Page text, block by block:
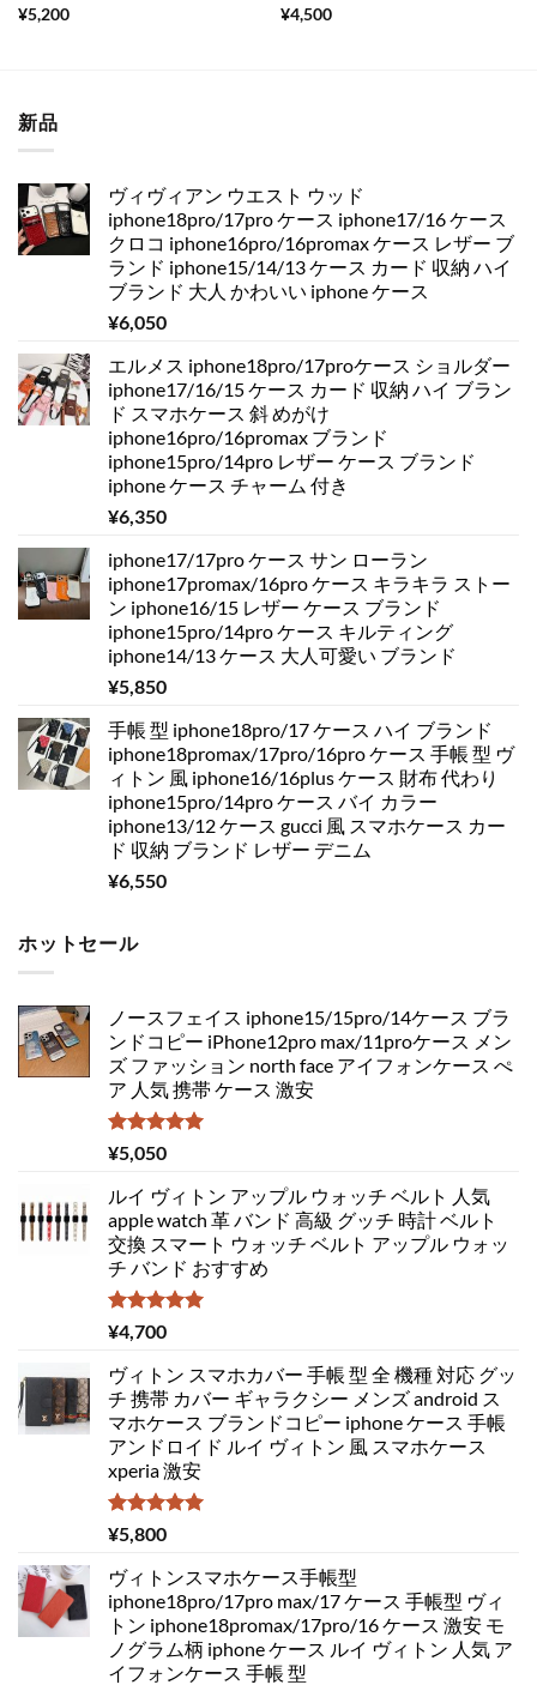
5段階中
¥5,200 5段階中
¥4,500
新品
ヴィヴィアン ウエスト ウッド
iphone18pro/17pro ケース iphone17/16 ケース
クロコ iphone16pro/16promax ケース レザー ブ
ランド iphone15/14/13 ケース カード 収納 ハイ
ブランド 大人 かわいい iphone ケース
¥6,050
エルメス iphone18pro/17proケース ショルダー
iphone17/16/15 ケース カード 収納 ハイ ブラン
ド スマホケース 斜 めがけ
iphone16pro/16promax ブランド
iphone15pro/14pro レザー ケース ブランド
iphone ケース チャーム 付き
¥6,350
iphone17/17pro ケース サン ローラン
iphone17promax/16pro ケース キラキラ ストー
ン iphone16/15 レザー ケース ブランド
iphone15pro/14pro ケース キルティング
iphone14/13 ケース 大人可愛い ブランド
¥5,850
手帳 型 iphone18pro/17 ケース ハイ ブランド
iphone18promax/17pro/16pro ケース 手帳 型 ヴ
ィトン 風 iphone16/16plus ケース 財布 代わり
iphone15pro/14pro ケース バイ カラー
iphone13/12 ケース gucci 風 スマホケース カー
ド 収納 ブランド レザー デニム
¥6,550
ホットセール
ノースフェイス iphone15/15pro/14ケース ブラ
ンドコピー iPhone12pro max/11proケース メン
ズ ファッション north face アイフォンケース ぺ
ア 人気 携帯 ケース 激安
5段階中
5.00
¥5,050
ルイ ヴィトン アップル ウォッチ ベルト 人気
apple watch 革 バンド 高級 グッチ 時計 ベルト
交換 スマート ウォッチ ベルト アップル ウォッ
チ バンド おすすめ
5段階中
5.00
¥4,700
ヴィトン スマホカバー 手帳 型 全 機種 対応 グッ
チ 携帯 カバー ギャラクシー メンズ android ス
マホケース ブランドコピー iphone ケース 手帳
アンドロイド ルイ ヴィトン 風 スマホケース
xperia 激安
5段階中
5.00
¥5,800
ヴィトンスマホケース手帳型
iphone18pro/17pro max/17 ケース 手帳型 ヴィ
トン iphone18promax/17pro/16 ケース 激安 モ
ノグラム柄 iphone ケース ルイ ヴィトン 人気 ア
イフォンケース 手帳 型